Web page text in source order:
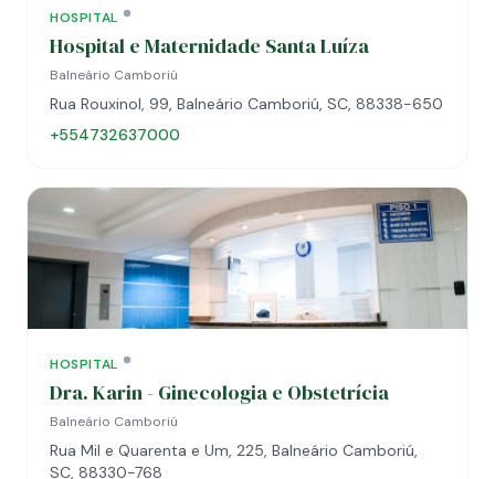
HOSPITAL
Hospital e Maternidade Santa Luíza
Balneário Camboriú
Rua Rouxinol, 99, Balneário Camboriú, SC, 88338-650
+554732637000
HOSPITAL
Dra. Karin - Ginecologia e Obstetrícia
Balneário Camboriú
Rua Mil e Quarenta e Um, 225, Balneário Camboriú,
SC, 88330-768